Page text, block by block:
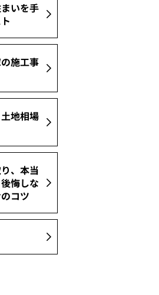
いを手
施工事
地相場
、本当
悔しな
コツ